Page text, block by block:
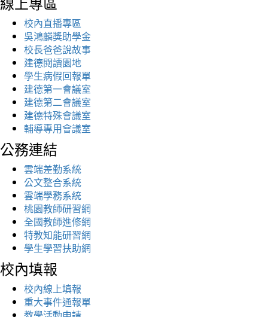
校內直播專區
吳鴻麟獎助學金
校長爸爸說故事
建德閱讀園地
學生病假回報單
建德第一會議室
建德第二會議室
建德特殊會議室
輔導專用會議室
公務連結
雲端差勤系統
公文整合系統
雲端學務系統
桃園教師研習網
全國教師進修網
特教知能研習網
學生學習扶助網
校內填報
校內線上填報
重大事件通報單